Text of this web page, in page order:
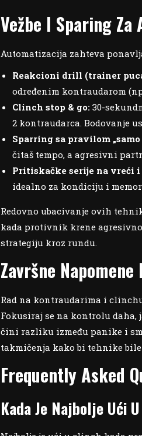
Vežbe I Sparing
Automatizacija zahteva
Reakcioni drill (trainer
određenim kontraudarom
Clinch stop & go: 30-
2 kontraudarca. Bodovanje
Sparring sa pravilom
čitaš tempo, a agresivni
Pritiskačke serije na vreći
idealno za kondiciju i
Redovno ubacivanje ovih
kada protivnik krene
strategiju kroz rundu.
Završne
Rad na kontraudarima i
Fokusiraj se na kontrolu
čini razliku između panike i
takmičenja kako bi tehnike
Frequently Asked
Kada Je Najbolje Ući